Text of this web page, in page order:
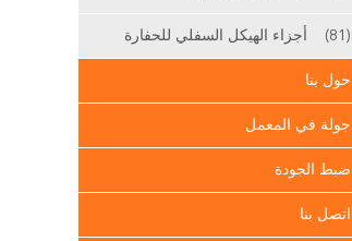
أجزاء الهيكل السفلي للحفارة (81)
حول بنا
جولة في المعمل
ضبط الجودة
اتصل بنا